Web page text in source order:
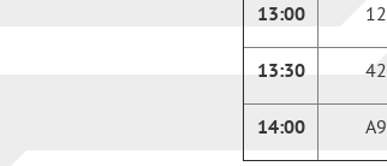
13:00 12
13:30 42
14:00 А9